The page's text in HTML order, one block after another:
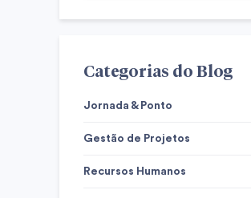
Categorias do Blog
Jornada & Ponto
Gestão de Projetos
Recursos Humanos